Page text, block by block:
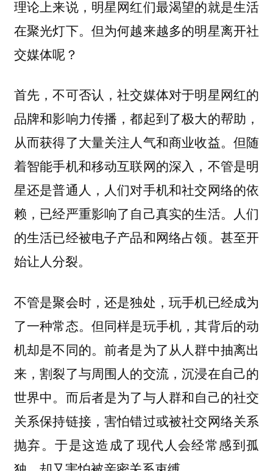
理论上来说，明星网红们最渴望的就是生活
在聚光灯下。但为何越来越多的明星离开社
交媒体呢？
首先，不可否认，社交媒体对于明星网红的
品牌和影响力传播，都起到了极大的帮助，
从而获得了大量关注人气和商业收益。但随
着智能手机和移动互联网的深入，不管是明
星还是普通人，人们对手机和社交网络的依
赖，已经严重影响了自己真实的生活。人们
的生活已经被电子产品和网络占领。甚至开
始让人分裂。
不管是聚会时，还是独处，玩手机已经成为
了一种常态。但同样是玩手机，其背后的动
机却是不同的。前者是为了从人群中抽离出
来，割裂了与周围人的交流，沉浸在自己的
世界中。而后者是为了与人群和自己的社交
关系保持链接，害怕错过或被社交网络关系
抛弃。于是这造成了现代人会经常感到孤